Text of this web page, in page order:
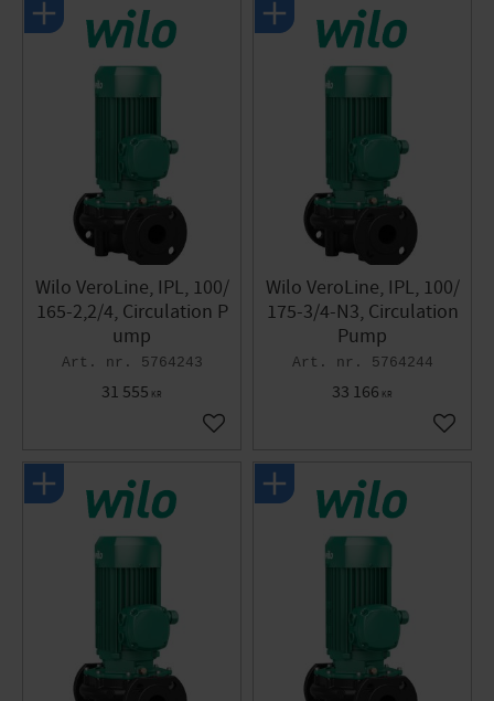
Wilo VeroLine, IPL, 100/
165-2,2/4, Circulation P
ump
5764243
31 555 KR
Add to favorites
Wilo VeroLine, IPL, 100/
175-3/4-N3, Circulation
Pump
5764244
33 166 KR
Add